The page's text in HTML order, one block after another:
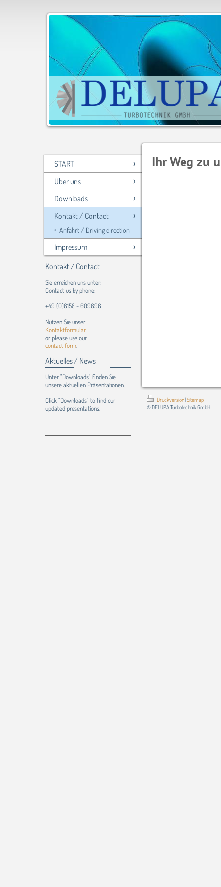
START
Über uns
Downloads
Kontakt / Contact
Anfahrt / Driving direction
Impressum
Kontakt / Contact
Sie erreichen uns unter:
Contact us by phone:
+49 (0)6158 - 609696
Nutzen Sie unser
Kontaktformular.
or please use our
contact form
Aktuelles / News
Unter "Downloads" finden Sie
unsere aktuellen Präsentationen.
Click "Downloads" to find our
updated presentations.
Ihr Weg zu
Druckversion|Sitemap
© DELUPA Turbotechnik GmbH